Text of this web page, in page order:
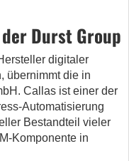
Durst Group
digitaler
übernimmt die in
Callas ist einer der
Automatisierung
Bestandteil vieler
Komponente in